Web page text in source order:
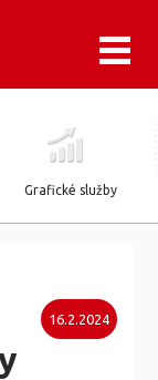
16.2.2024
Grafické služby